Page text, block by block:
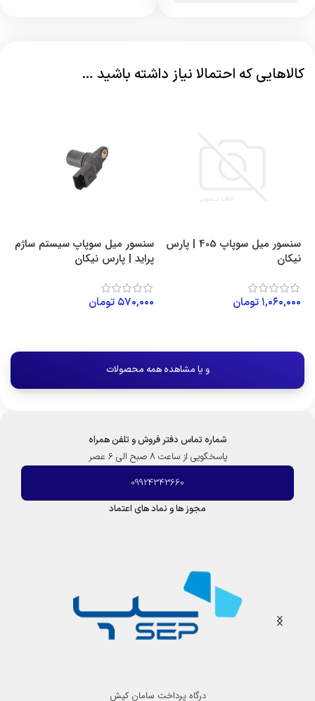
کالاهایی که احتمالا نیاز داشته باشید …
سنسور میل سوپاپ 405 | پارس
نیکان
۱,۰۶۰,۰۰۰تومان
سنسور میل سوپاپ سیستم ساژم
پراید | پارس نیکان
۵۷۰,۰۰۰ تومان
و یا مشاهده همه محصولات
شماره تماس دفتر فروش و تلفن همراه
پاسخگویی از ساعت 8 صبح الی 6 عصر
09924343660
مجوز ها و نماد های اعتماد
درگاه پرداخت سامان کیش